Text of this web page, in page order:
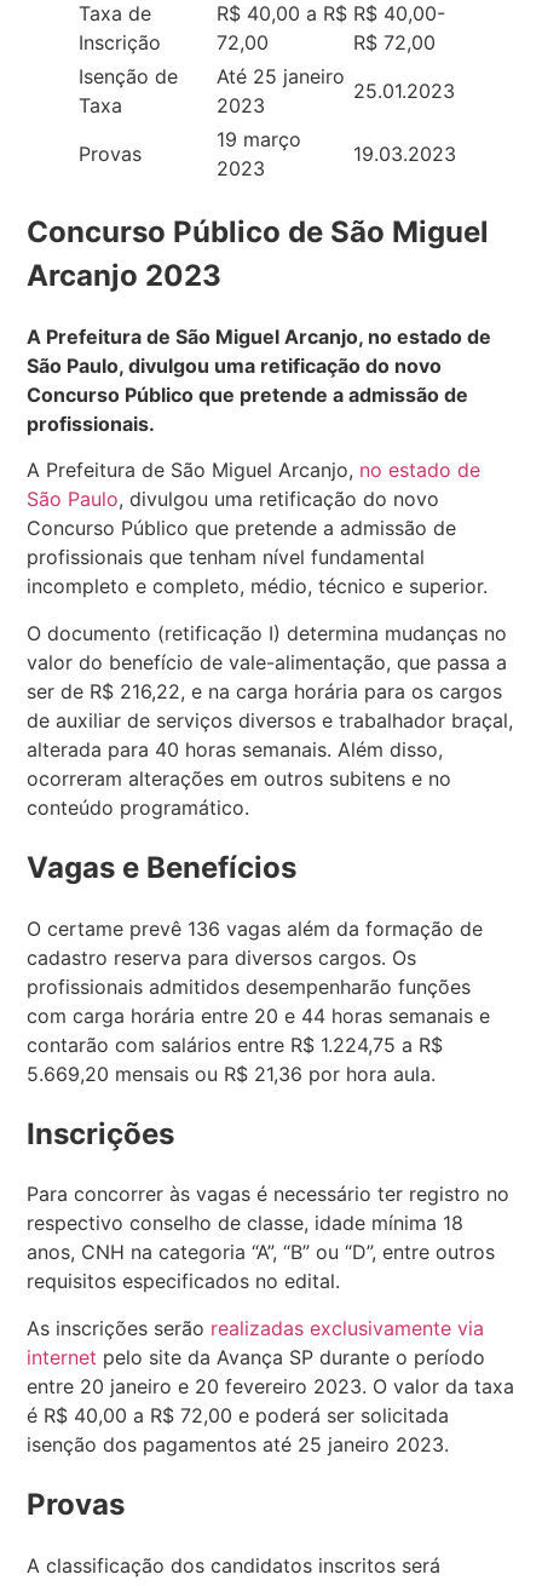
Taxa de
Inscrição
R$ 40,00 a R$
72,00
R$ 40,00-
R$ 72,00
Isenção de
Taxa
Até 25 janeiro
2023
25.01.2023
Provas
19 março
2023
19.03.2023
Concurso Público de São Miguel
Arcanjo 2023
A Prefeitura de São Miguel Arcanjo, no estado de
São Paulo, divulgou uma retificação do novo
Concurso Público que pretende a admissão de
profissionais.
A Prefeitura de São Miguel Arcanjo, no estado de
São Paulo, divulgou uma retificação do novo
Concurso Público que pretende a admissão de
profissionais que tenham nível fundamental
incompleto e completo, médio, técnico e superior.
O documento (retificação I) determina mudanças no
valor do benefício de vale-alimentação, que passa a
ser de R$ 216,22, e na carga horária para os cargos
de auxiliar de serviços diversos e trabalhador braçal,
alterada para 40 horas semanais. Além disso,
ocorreram alterações em outros subitens e no
conteúdo programático.
Vagas e Benefícios
O certame prevê 136 vagas além da formação de
cadastro reserva para diversos cargos. Os
profissionais admitidos desempenharão funções
com carga horária entre 20 e 44 horas semanais e
contarão com salários entre R$ 1.224,75 a R$
5.669,20 mensais ou R$ 21,36 por hora aula.
Inscrições
Para concorrer às vagas é necessário ter registro no
respectivo conselho de classe, idade mínima 18
anos, CNH na categoria “A”, “B” ou “D”, entre outros
requisitos especificados no edital.
As inscrições serão realizadas exclusivamente via
internet pelo site da Avança SP durante o período
entre 20 janeiro e 20 fevereiro 2023. O valor da taxa
é R$ 40,00 a R$ 72,00 e poderá ser solicitada
isenção dos pagamentos até 25 janeiro 2023.
Provas
A classificação dos candidatos inscritos será